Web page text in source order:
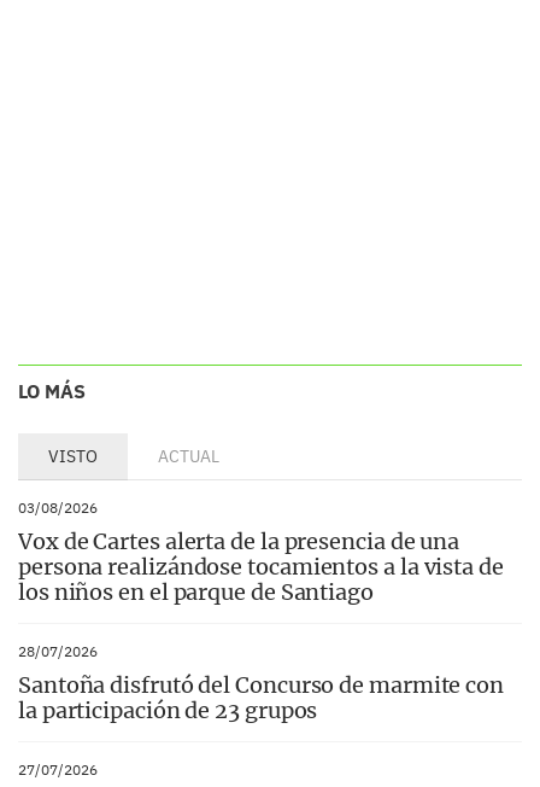
LO MÁS
VISTO ACTUAL
03/08/2026
Vox de Cartes alerta de la presencia de una
persona realizándose tocamientos a la vista de
los niños en el parque de Santiago
28/07/2026
Santoña disfrutó del Concurso de marmite con
la participación de 23 grupos
27/07/2026